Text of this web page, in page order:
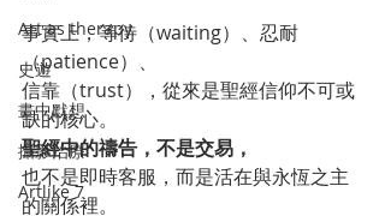
Art as therapy
史遊
畫中默想
攝影治療
Artlike 7
事實上，等待（waiting）、忍耐
（patience）、
信靠（trust），從來是聖經信仰不可或
缺的核心。
聖經中的禱告，不是交易，
也不是即時客服，而是活在與永恆之主
的關係裡。